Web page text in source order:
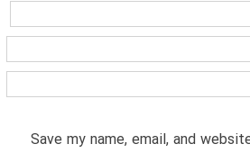
Save my name, email, and